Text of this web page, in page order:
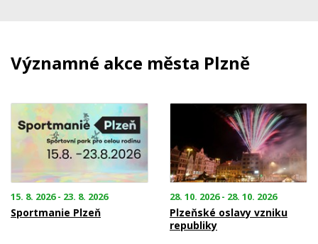
Významné akce města Plzně
15. 8. 2026 - 23. 8. 2026
Sportmanie Plzeň
28. 10. 2026 - 28. 10. 2026
Plzeňské oslavy vzniku
republiky